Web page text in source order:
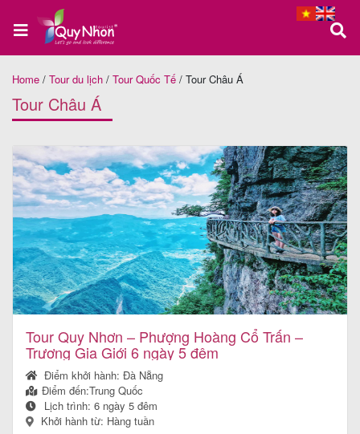
Trang
chủ
Tour
Quy
Nhơn
Tour
Phú
Yên
Tour
Home / Tour du lịch / Tour Quốc Tế / Tour Châu Á
Tour Châu Á
Tour Quy Nhơn – Phượng Hoàng Cổ Trấn –
Trương Gia Giới 6 ngày 5 đêm
Điểm khởi hành:Đà Nẵng
Điểm đến:Trung Quốc
Lịch trình:6 ngày 5 đêm
Khởi hành từ: Hàng tuần